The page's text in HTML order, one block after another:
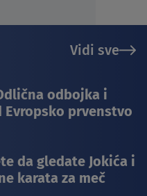
Vidi sve
odbojka i
prvenstvo
da gledate Jokića i
karata za meč